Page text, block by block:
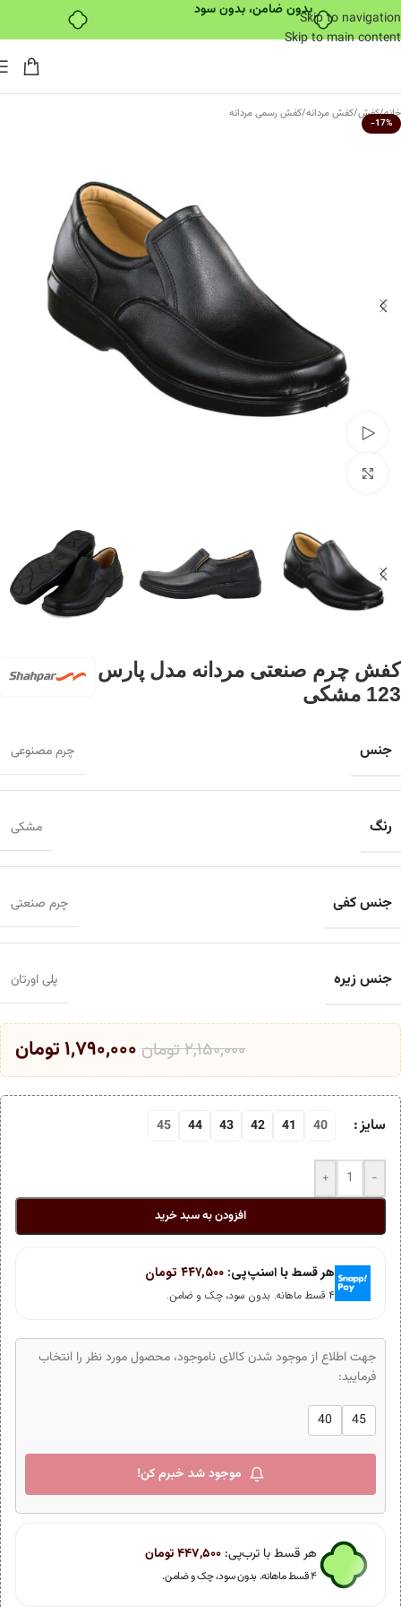
بدون ضامن، بدون سودSkip to navigation
Skip to main content
خانه/کفش/کفش مردانه/کفش رسمی مردانه
-17%
کفش چرم صنعتی مردانه مدل پارس
123 مشکی
جنس چرم مصنوعی
رنگ مشکی
جنس کفی چرم صنعتی
جنس زیره پلی اورتان
۲,۱۵۰,۰۰۰تومان ۱,۷۹۰,۰۰۰تومان
سایز 40
41
42
43
44
45
-
+
افزودن به سبد خرید
هر قسط با اسنپ‌پی: ۴۴۷,۵۰۰ تومان
۴ قسط ماهانه. بدون سود، چک و ضامن.
جهت اطلاع از موجود شدن کالای ناموجود، محصول مورد نظر را انتخاب
فرمایید:
45
40
موجود شد خبرم کن!
هر قسط با ترب‌پی: ۴۴۷,۵۰۰تومان
۴ قسط ماهانه. بدون سود، چک و ضامن.